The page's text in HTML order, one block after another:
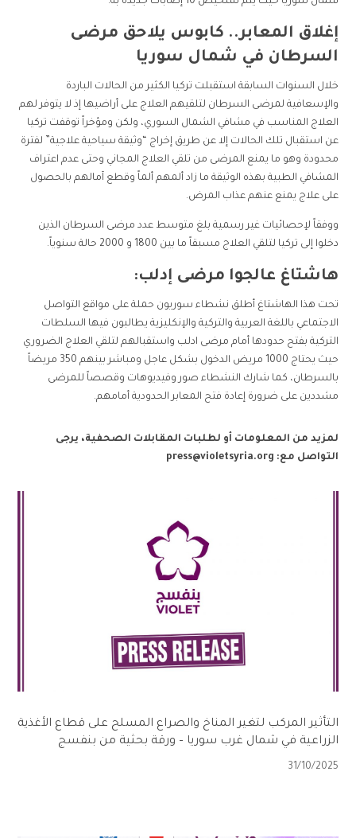
إغلاق المعابر.. كابوس يلاحق مرضى
السرطان في شمال سوريا
خلال السنوات السابقة استقبلت تركيا الكثير من الحالات الباردة
والإسعافية لمرضى السرطان لتلقيهم العلاج على أراضيها إذ لا يتوفر لهم
العلاج المناسب في مشافي الشمال السوري، ولكن ومؤخراً توقفت تركيا
عن استقبال تلك الحالات إلا عن طريق إخراج “وثيقة سياحية علاجية” لفترة
محدودة وهو ما يمنع المرضى من تلقي العلاج المجاني وحتى عدم اعتراف
المشافي الطبية بهذه الوثيقة ما زاد ألمهم ألماً وقطع آمالهم بالحصول
على علاج يمنع عنهم عذاب المرض.
ووفقاً لإحصائيات غير رسمية بلغ متوسط عدد مرضى السرطان الذين
دخلوا إلى تركيا لتلقي العلاج مسبقاً ما بين 1800 و 2000 حالة سنوياً.
هاشتاغ عالجوا مرضى إدلب:
تحت هذا الهاشتاغ أطلق نشطاء سوريون حملة على مواقع التواصل
الاجتماعي باللغة العربية والتركية والإنكليزية يطالبون فيها السلطات
التركية بفتح حدودها أمام مرضى ادلب واستقبالهم لتلقي العلاج الضروري
حيث يحتاج 1000 مريض الدخول بشكل عاجل ومباشر بينهم 350 مريضاً
بالسرطان، كما شارك النشطاء صور وفيديوهات وقصصاً للمرضى
مشددين على ضرورة إعادة فتح المعابر الحدودية أمامهم.
لمزيد من المعلومات أو لطلبات المقابلات الصحفية، يرجى
التواصل مع: press@violetsyria.org
التأثير المركب لتغير المناخ والصراع المسلح على قطاع الأغذية
الزراعية في شمال غرب سوريا – ورقة بحثية من بنفسج
31/10/2025